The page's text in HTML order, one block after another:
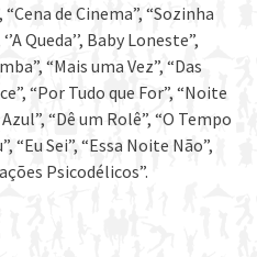
“Cena de Cinema”, “Sozinha
Queda’’, Baby Loneste”,
“Mais uma Vez”, “Das
“Por Tudo que For”, “Noite
“Dê um Rolê”, “O Tempo
“Eu Sei”, “Essa Noite Não”,
Psicodélicos”.